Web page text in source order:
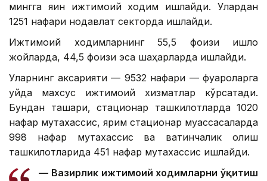
мингга яқин ижтимоий ходим ишлайди. Улардан
1251 нафари нодавлат секторда ишлайди.
Ижтимоий ходимларнинг 55,5 фоизи қишлоқ
жойларда, 44,5 фоизи эса шаҳарларда ишлайди.
Уларнинг аксарияти — 9532 нафари — фуқароларга
уйда махсус ижтимоий хизматлар кўрсатади.
Бундан ташқари, стационар ташкилотларда 1020
нафар мутахассис, ярим стационар муассасаларда
998 нафар мутахассис ва вақтинчалик қолиш
ташкилотларида 451 нафар мутахассис ишлайди.
— Вазирлик ижтимоий ходимларни ўқитиш